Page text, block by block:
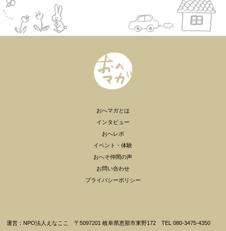
おへマガとは
インタビュー
おへレポ
イベント・体験
おへそ仲間の声
お問い合わせ
プライバシーポリシー
運営：NPO法人えなここ 〒5097201 岐阜県恵那市東野172 TEL 080-3475-4350